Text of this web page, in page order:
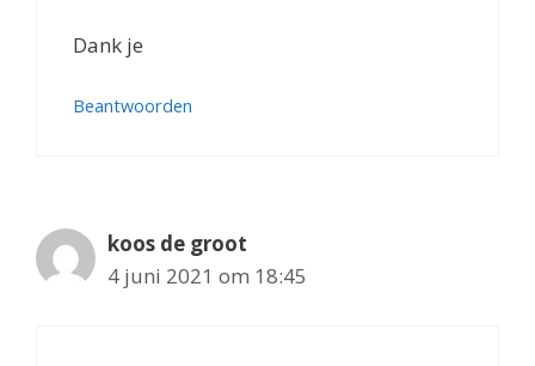
Dank je
Beantwoorden
koos de groot
4 juni 2021 om 18:45